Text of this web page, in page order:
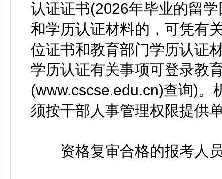
认证证书(2026年毕业的留
和学历认证材料的，可凭有
位证书和教育部门学历认证
学历认证有关事项可登录教
(www.cscse.edu.cn)查询)。
须按干部人事管理权限提供
资格复审合格的报考人员